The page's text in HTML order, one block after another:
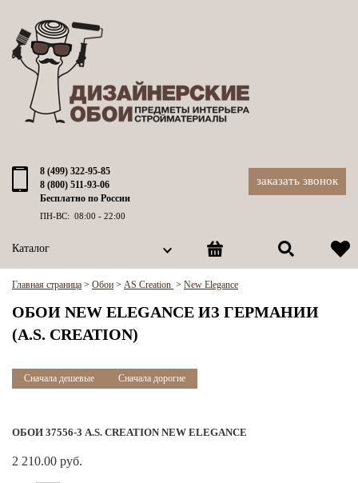
8 (499) 322-95-85
8 (800) 511-93-06
Бесплатно по России
ПН-ВС: 08:00 - 22:00
заказать звонок
Каталог
Главная страница > Обои > AS Creation > New Elegance
ОБОИ NEW ELEGANCE ИЗ ГЕРМАНИИ
(A.S. CREATION)
Сначала дешевые Сначала дорогие
ОБОИ 37556-3 A.S. CREATION NEW ELEGANCE
2 210.00 руб.